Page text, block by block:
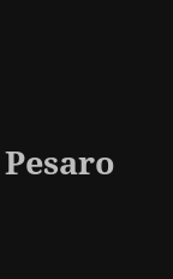
Pesaro